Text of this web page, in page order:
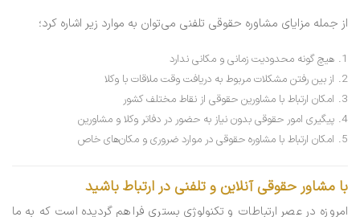
از جمله مزایای مشاوره حقوقی تلفنی می‌توان به موارد زیر اشاره کرد؛
هیچ گونه محدودیت زمانی و مکانی ندارد
از بین رفتن مشکلات مربوط به دریافت وقت ملاقات با وکلا
امکان ارتباط با مشاورین حقوقی از نقاط مختلف کشور
پیگیری امور حقوقی بدون نیاز به حضور در دفاتر وکلا و مشاورین
امکان ارتباط با مشاوره حقوقی در موارد ضروری و مکان‌های خاص
با مشاور حقوقی آنلاین و تلفنی در ارتباط باشید
امروزه در عصر ارتباطات و تکنولوژی بستری فراهم گردیده است که به ما